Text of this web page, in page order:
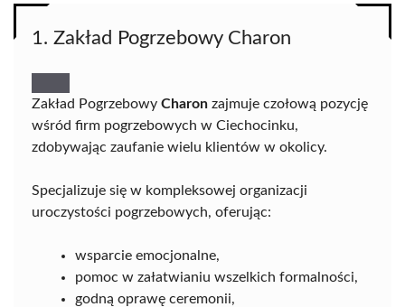
1. Zakład Pogrzebowy Charon
Zakład Pogrzebowy Charon zajmuje czołową pozycję
wśród firm pogrzebowych w Ciechocinku,
zdobywając zaufanie wielu klientów w okolicy.
Specjalizuje się w kompleksowej organizacji
uroczystości pogrzebowych, oferując:
wsparcie emocjonalne,
pomoc w załatwianiu wszelkich formalności,
godną oprawę ceremonii,